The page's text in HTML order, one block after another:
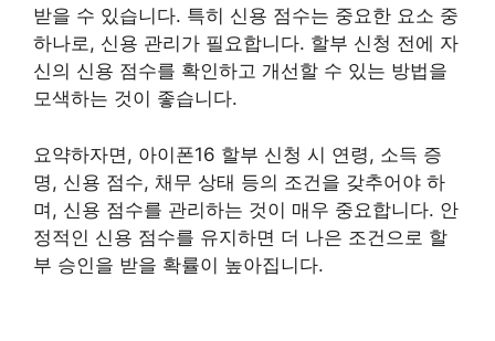
받을 수 있습니다. 특히 신용 점수는 중요한 요소 중
하나로, 신용 관리가 필요합니다. 할부 신청 전에 자
신의 신용 점수를 확인하고 개선할 수 있는 방법을
모색하는 것이 좋습니다.
요약하자면, 아이폰16 할부 신청 시 연령, 소득 증
명, 신용 점수, 채무 상태 등의 조건을 갖추어야 하
며, 신용 점수를 관리하는 것이 매우 중요합니다. 안
정적인 신용 점수를 유지하면 더 나은 조건으로 할
부 승인을 받을 확률이 높아집니다.